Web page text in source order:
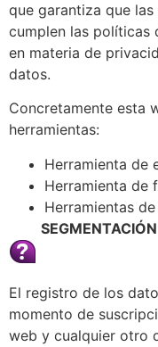
que garantiza que
cumplen las políticas
en materia de
datos.
Concretamente esta
herramientas:
Herramienta de
Herramienta de
Herramientas
SEGMENTACIÓN
El registro de los
momento de
web y cualquier otro